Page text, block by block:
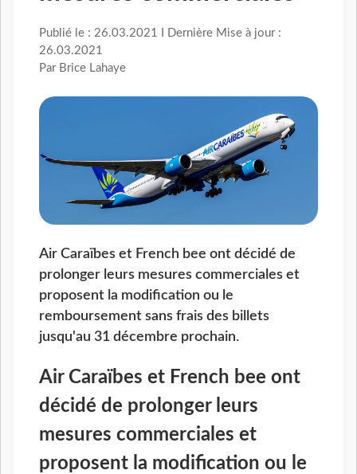
Publié le : 26.03.2021 I Dernière Mise à jour :
26.03.2021
Par Brice Lahaye
Air Caraïbes et French bee ont décidé de
prolonger leurs mesures commerciales et
proposent la modification ou le
remboursement sans frais des billets
jusqu'au 31 décembre prochain.
Air Caraïbes et French bee ont
décidé de prolonger leurs
mesures commerciales et
proposent la modification ou le